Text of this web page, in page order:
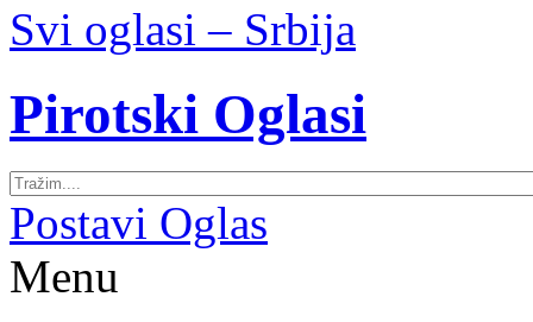
Svi oglasi – Srbija
Pirotski Oglasi
Postavi Oglas
Menu